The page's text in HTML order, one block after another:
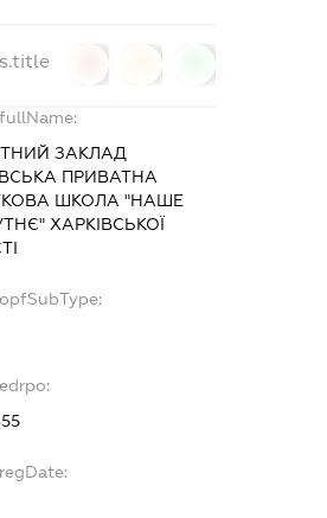
ЗАКЛАД
ПРИВАТНА
ШКОЛА "НАШЕ
ХАРКІВСЬКОЇ